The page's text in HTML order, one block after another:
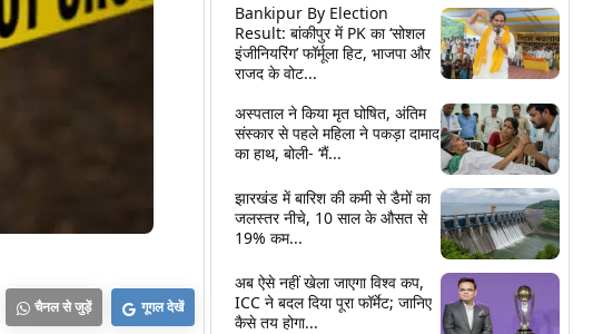
गूगल देखें
चैनल से जुड़ें
Bankipur By Election
Result: बांकीपुर में PK का ‘सोशल
इंजीनियरिंग’ फॉर्मूला हिट, भाजपा और
राजद के वोट...
अस्पताल ने किया मृत घोषित, अंतिम
संस्कार से पहले महिला ने पकड़ा दामाद
का हाथ, बोली- ‘मैं...
झारखंड में बारिश की कमी से डैमों का
जलस्तर नीचे, 10 साल के औसत से
19% कम...
अब ऐसे नहीं खेला जाएगा विश्व कप,
ICC ने बदल दिया पूरा फॉर्मेट; जानिए
कैसे तय होगा...